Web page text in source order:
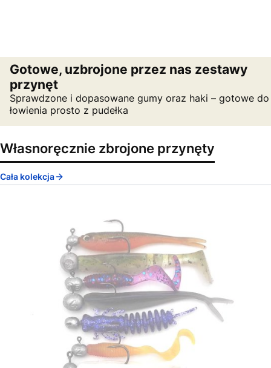
Gotowe, uzbrojone przez nas zestawy
przynęt
Sprawdzone i dopasowane gumy oraz haki – gotowe do
łowienia prosto z pudełka
Własnoręcznie zbrojone przynęty
Cała kolekcja